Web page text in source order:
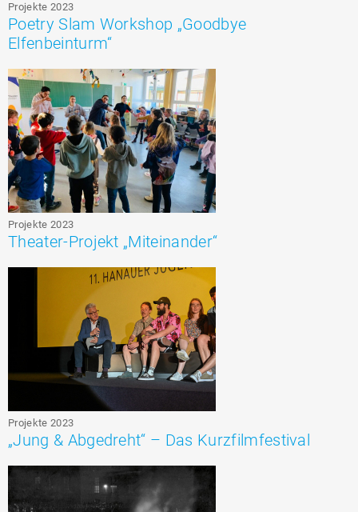
Projekte 2023
Poetry Slam Workshop „Goodbye
Elfenbeinturm“
Projekte 2023
Theater-Projekt „Miteinander“
Projekte 2023
„Jung & Abgedreht“ – Das Kurzfilmfestival